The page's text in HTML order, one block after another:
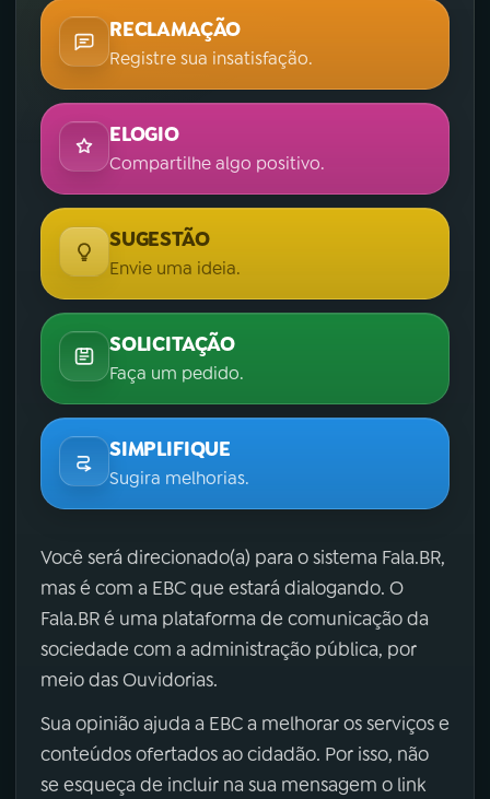
RECLAMAÇÃO
Registre sua insatisfação.
ELOGIO
Compartilhe algo positivo.
SUGESTÃO
Envie uma ideia.
SOLICITAÇÃO
Faça um pedido.
SIMPLIFIQUE
Sugira melhorias.
Você será direcionado(a) para o sistema Fala.BR,
mas é com a EBC que estará dialogando. O
Fala.BR é uma plataforma de comunicação da
sociedade com a administração pública, por
meio das Ouvidorias.
Sua opinião ajuda a EBC a melhorar os serviços e
conteúdos ofertados ao cidadão. Por isso, não
se esqueça de incluir na sua mensagem o link